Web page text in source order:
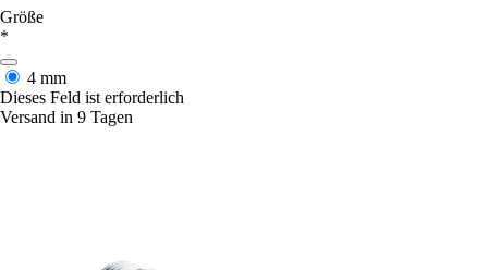
Größe
*
4 mm
Dieses Feld ist erforderlich
Versand in 9 Tagen